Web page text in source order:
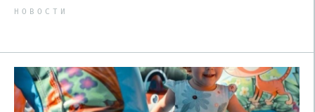
НОВОСТИ